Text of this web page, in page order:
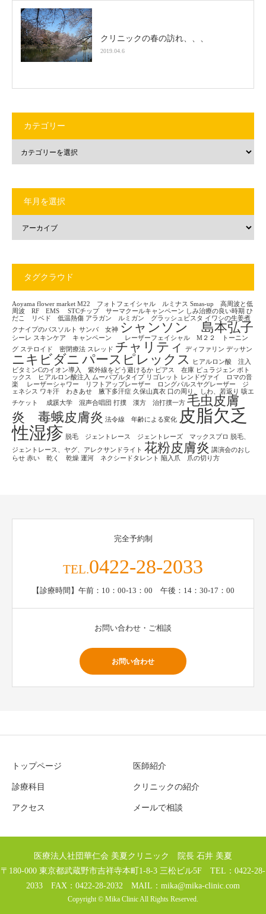
クリニックの春の訪れ、、、
2019.04.6
カテゴリー
年月を選択
タグクラウド
Aoyama flower market M22 フォトフェイシャル ルミナス Smas-up 高周波と低
周波 RF EMS
STCチップ サーマクールキャンペーン しみ治療の良い時期 ひ
だこ リベド 低温熱傷 アラガン ルミガン グラッシュビスタ イワシの生姜煮
クナイプのバスソルト サンバ 女神 シャンソン 島本弘子
シーレ スキンケア キャンペーン レーザーフェイシャル M２２ トーニン
グ ステロイド 密閉療法 スレッド チャリティ ディファリン デッサン
ニキビダニ パースピレックス
ヒアルロン酸 注入
ビタミンCのイオン導入 紫外線をどう避けるか ピアス 在庫 ピュラジェン ボト
ックス ヒアルロン酸注入
ムーバブルタイプ リゴレット レンドヴァイ ロマの音
楽
レーザーシャワー リフトアップレーザー ロングパルスヤグレーザー ジ
ェネシス ワキ汗 わきあせ 腋下多汗症 久保山真衣 口の周り、しわ、若返り 咳エ
チケット
成蹊大学 混声合唱団 打撲 漢方 治打撲一方 毛虫皮膚
炎 毒蛾皮膚炎 法令線 年齢による変化
皮脂欠乏
性湿疹 脱毛 ジェントレース ジェントレーズ マックスプロ
脱毛、
ジェントレース、ヤグ、アレクサンドライト 花粉皮膚炎 講演会のおし
らせ 赤い 乾く 乾燥 運河 ネクシードタレント 陥入爪 爪の切り方
完全予約制
TEL.0422-28-2033
【診療時間】午前：10：00-13：00 午後：14：30-17：00
お問い合わせ・ご相談
お問い合わせ
トップページ 医師紹介
診療科目 クリニックの紹介
アクセス メールで相談
医療法人社団華仁会 美夏クリニック 院長 石井 美夏
〒180-000 東京都武蔵野市吉祥寺本町1-8-3 三松ビル5F TEL：0422-28-
2033 FAX：0422-28-2032 MAIL： mika@mika-clinic.com
Copyright © Mika Clinic All Rights Reserved.